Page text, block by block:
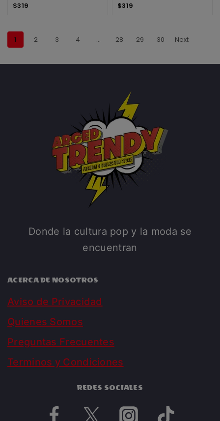
$319 $319
1 2 3 4 … 28 29 30 Next
Donde la cultura pop y la moda se
encuentran
ACERCA DE NOSOTROS
Aviso de Privacidad
Quienes Somos
Preguntas Frecuentes
Terminos y Condiciones
REDES SOCIALES